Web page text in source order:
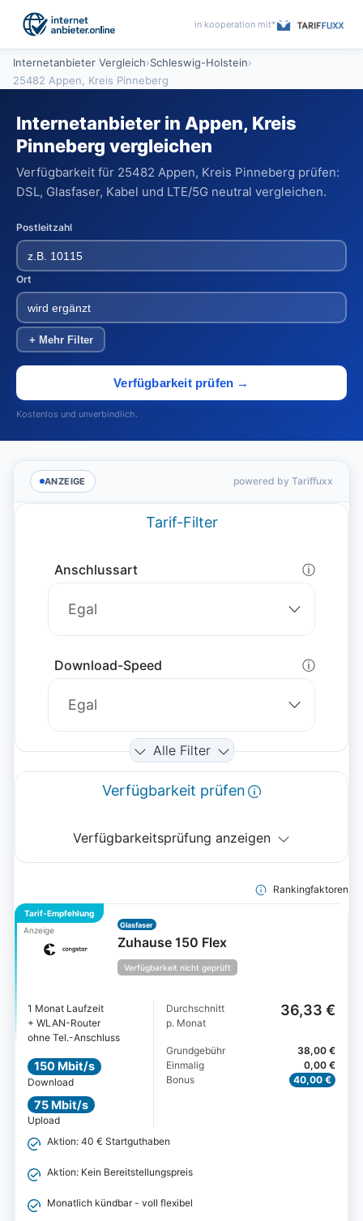
in kooperation mit*
Internetanbieter Vergleich›Schleswig-Holstein›
25482 Appen, Kreis Pinneberg
Internetanbieter in Appen, Kreis
Pinneberg vergleichen
Verfügbarkeit für 25482 Appen, Kreis Pinneberg prüfen:
DSL, Glasfaser, Kabel und LTE/5G neutral vergleichen.
Postleitzahl
Ort
+ Mehr Filter
Verfügbarkeit prüfen →
Kostenlos und unverbindlich.
ANZEIGE powered by Tariffuxx